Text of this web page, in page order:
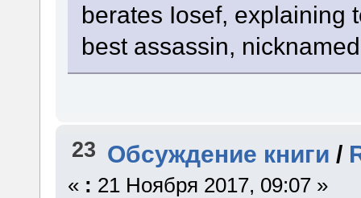
berates Iosef, explaining
best assassin,
23 Обсуждение книги /
« : 21 Ноября 2017, 09:07 »